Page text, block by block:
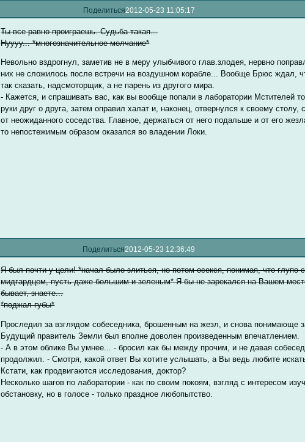
Поделиться2012-05-23 11:05:17
Ты все равно проиграешь. Судьба такая...
Нуууу... *многозначительное молчание*
Невольно вздрогнул, заметив не в меру улыбчивого глав.злодея, нервно
них не сложилось после встречи на воздушном корабле... Вообще Брюс ждал,
так сказать, надсмоторщик, а не парень из другого мира.
- Кажется, и спрашивать вас, как вы вообще попали в лаборатории Мстителей
руки друг о друга, затем оправил халат и, наконец, отвернулся к своему столу,
от неожиданного соседства. Главное, держаться от него подальше и от его
то непостежимым образом оказался во владении Локи.
Поделиться2012-05-23 12:36:49
Я был почти у цели! *начал было злиться, но потом осекся, понимая, что глупо
мидгардцем, пусть даже большим и зеленым* Я бы не зарекался на Вашем
бывает, знаете...
*поджал губы*
Проследил за взглядом собеседника, брошенным на жезл, и снова понимающе
Будущий правитель Земли был вполне доволен произведенным впечатлением.
- А в этом облике Вы умнее... - бросил как бы между прочим, и не давая
продолжил. - Смотря, какой ответ Вы хотите услышать, а Вы ведь любите
Кстати, как продвигаются исследования, доктор?
Несколько шагов по лаборатории - как по своим покоям, взгляд с интересом
обстановку, но в голосе - только праздное любопытство.